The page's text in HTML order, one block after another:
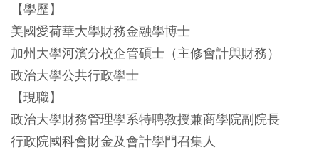
【學歷】
美國愛荷華大學財務金融學博士
加州大學河濱分校企管碩士（主修會計與財務）
政治大學公共行政學士
【現職】
政治大學財務管理學系特聘教授兼商學院副院長
行政院國科會財金及會計學門召集人